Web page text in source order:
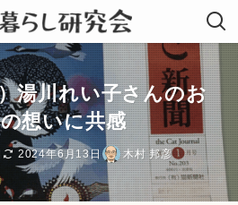
湯川れい子さんのお
想いに共感
2024年6月13日 木村 邦彦